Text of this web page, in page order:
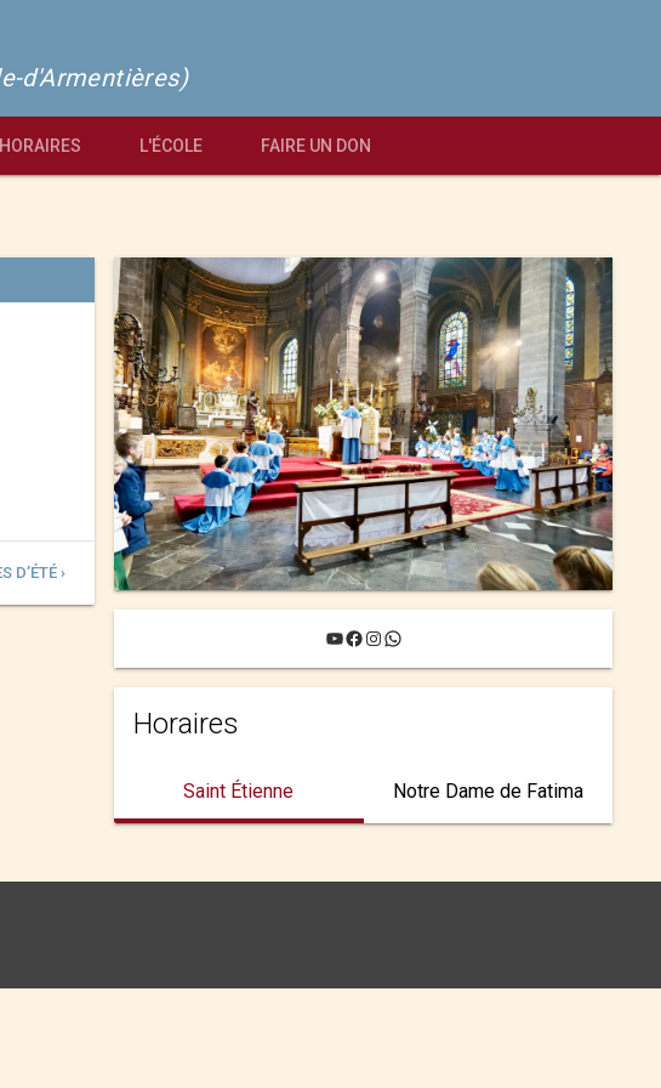
d'Armentières)
HORAIRES L'ÉCOLE FAIRE UN DON
D’ÉTÉ ›
YouTube
Facebook
Instagram
WhatsApp
Horaires
Saint Étienne Notre Dame de Fatima